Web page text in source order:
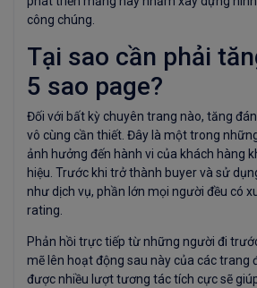
công chúng.
Tại sao cần phải
5 sao page?
Đối với bất kỳ chuyên trang nào, tăng
vô cùng cần thiết. Đây là một trong
ảnh hưởng đến hành vi của khách hàng
hiệu. Trước khi trở thành buyer và sử
như dịch vụ, phần lớn mọi người đều có
rating.
Phản hồi trực tiếp từ những người đi
mẽ lên hoạt động sau này của các trang
được nhiều lượt tương tác tích cực sẽ